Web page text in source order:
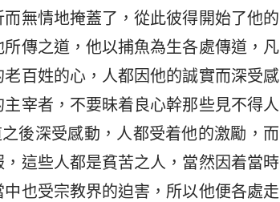
無情地掩蓋了，從此彼得開始了他的
傳之道，他以捕魚為生各處傳道，凡
百姓的心，人都因他的誠實而深受感
宰者，不要昧着良心幹那些見不得人
後深受感動，人都受着他的激勵，而
這些人都是貧苦之人，當然因着當時
也受宗教界的迫害，所以他便各處走